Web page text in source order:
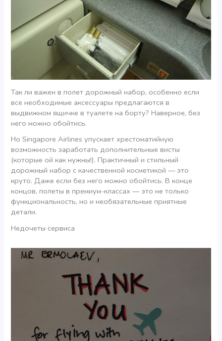
Так ли важен в полет дорожный набор, особенно если
все необходимые аксессуары предлагаются в
выдвижном ящичке в туалете на борту? Наверное, без
него можно обойтись.
Но Singapore Airlines упускает хрестоматийную
возможность заработать дополнительные висты
(которые ой как нужны!). Практичный и стильный
дорожный набор с качественной косметикой — это
круто. Даже если без него можно обойтись. В конце
концов, полеты в премиум-классах — это не только
функциональность, но и необязательные приятные
детали.
Недочеты сервиса